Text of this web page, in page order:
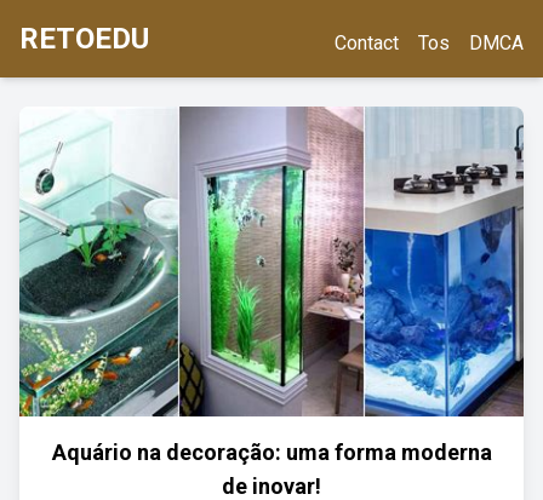
RETOEDU Contact Tos DMCA
Aquário na decoração: uma forma moderna
de inovar!